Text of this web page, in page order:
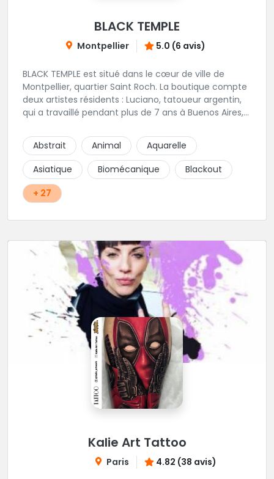
BLACK TEMPLE
Montpellier 5.0 (6 avis)
BLACK TEMPLE est situé dans le cœur de ville de
Montpellier, quartier Saint Roch. La boutique compte
deux artistes résidents : Luciano, tatoueur argentin,
qui a travaillé pendant plus de 7 ans à Buenos Aires,
qui a travaillé dans plusieurs boutiques de la ville
avant de rejoindre notre équipe. La boutique
accueille plusieurs artistes tatoueurs en tant que
guests tout au long de l'année afin de proposer
d'autres styles.
Abstrait Animal
Aquarelle
Asiatique
Biomécanique
Blackout
+ 27
Kalie Art Tattoo
Paris 4.82 (38 avis)